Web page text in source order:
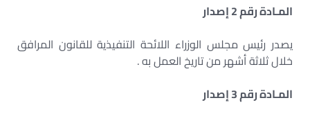
المـادة رقم 2 إصدار
يصدر رئيس مجلس الوزراء اللائحة التنفيذية للقانون المرافق
خلال ثلاثة أشهر من تاريخ العمل به .
المـادة رقم 3 إصدار